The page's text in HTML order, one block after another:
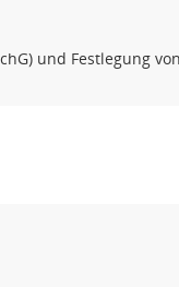
und Festlegung